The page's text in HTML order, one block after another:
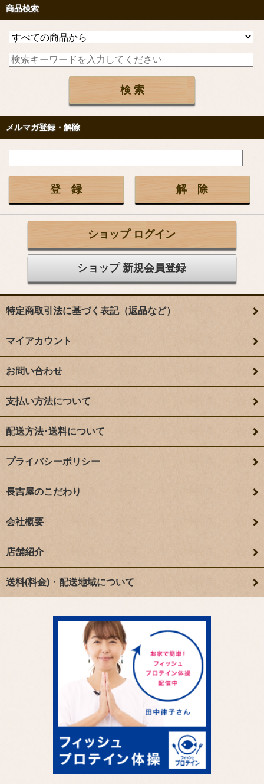
商品検索
メルマガ登録・解除
ショップ ログイン
ショップ 新規会員登録
特定商取引法に基づく表記（返品など）
マイアカウント
お問い合わせ
支払い方法について
配送方法･送料について
プライバシーポリシー
長吉屋のこだわり
会社概要
店舗紹介
送料(料金)・配送地域について